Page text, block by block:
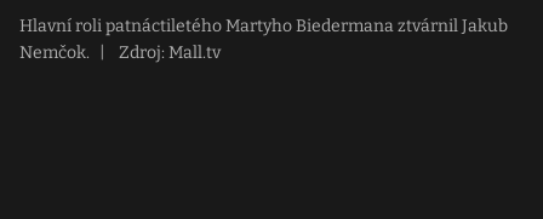
Hlavní roli patnáctiletého Martyho Biedermana ztvárnil Jakub
Nemčok.
Zdroj: Mall.tv